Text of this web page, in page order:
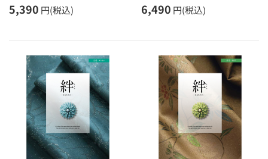
5,390 円(税込) 6,490 円(税込)